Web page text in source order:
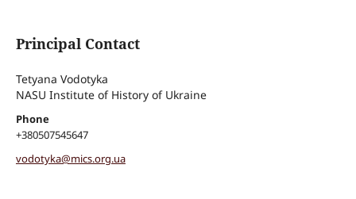
Principal Contact
Tetyana Vodotyka
NASU Institute of History of Ukraine
Phone
+380507545647
vodotyka@mics.org.ua